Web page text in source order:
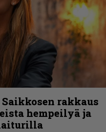
rakkaus
hempeilyä ja